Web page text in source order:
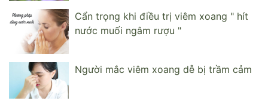
Cẩn trọng khi điều trị viêm xoang " hít
nước muối ngâm rượu "
Người mắc viêm xoang dễ bị trầm cảm